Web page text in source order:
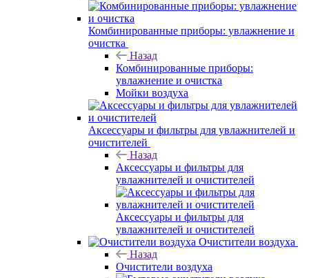
Комбинированные приборы: увлажнение и
очистка
Назад
Комбинированные приборы:
увлажнение и очистка
Мойки воздуха
Аксессуары и фильтры для увлажнителей и
очистителей
Назад
Аксессуары и фильтры для
увлажнителей и очистителей
Аксессуары и фильтры для
увлажнителей и очистителей
Очистители воздуха
Назад
Очистители воздуха